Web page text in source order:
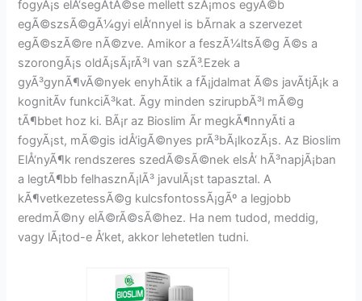
fogyÃ¡s elÅ‘segÃ­tÃ©se mellett szÃ¡mos egyÃ©b
egÃ©szsÃ©gÃ¼gyi elÅ‘nnyel is bÃ­rnak a szervezet
egÃ©szÃ©re nÃ©zve. Amikor a feszÃ¼ltsÃ©g Ã©s a
szorongÃ¡s oldÃ¡sÃ¡rÃ³l van szÃ³.Ezek a
gyÃ³gynÃ¶vÃ©nyek enyhÃ­tik a fÃ¡jdalmat Ã©s javÃ­tjÃ¡k a
kognitÃ­v funkciÃ³kat. Ãgy minden szirupbÃ³l mÃ©g
tÃ¶bbet hoz ki. BÃ¡r az Bioslim Ãr megkÃ¶nnyÃ­ti a
fogyÃ¡st, mÃ©gis idÅ‘igÃ©nyes prÃ³bÃ¡lkozÃ¡s. Az Bioslim
ElÅ‘nyÃ¶k rendszeres szedÃ©sÃ©nek elsÅ‘ hÃ³napjÃ¡ban
a legtÃ¶bb felhasznÃ¡lÃ³ javulÃ¡st tapasztal. A
kÃ¶vetkezetessÃ©g kulcsfontossÃ¡gÃº a legjobb
eredmÃ©ny elÃ©rÃ©sÃ©hez. Ha nem tudod, meddig,
vagy lÃ¡tod-e Å‘ket, akkor lehetetlen tudni.